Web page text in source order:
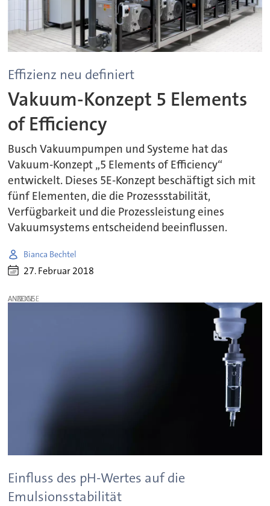
Effizienz neu definiert
Vakuum-Konzept 5 Elements
of Efficiency
Busch Vakuumpumpen und Systeme hat das
Vakuum-Konzept „5 Elements of Efficiency“
entwickelt. Dieses 5E-Konzept beschäftigt sich mit
fünf Elementen, die die Prozessstabilität,
Verfügbarkeit und die Prozessleistung eines
Vakuumsystems entscheidend beeinflussen.
Bianca Bechtel
27. Februar 2018
ANZEIGE
Einfluss des pH-Wertes auf die
Emulsionsstabilität